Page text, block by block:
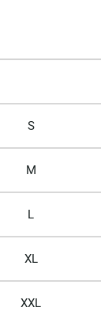
S
M
L
XL
XXL